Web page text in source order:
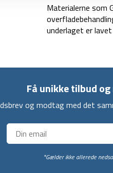
Materialerne som
underlaget er
Få unikke tilbud
og modtag med det
*Gælder ikke allerede